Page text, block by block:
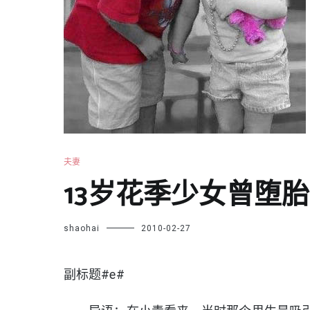
夫妻
13岁花季少女曾堕
shaohai 2010-02-27
副标题#e#